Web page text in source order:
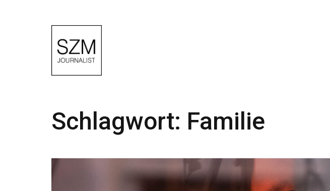
Schlagwort: Familie